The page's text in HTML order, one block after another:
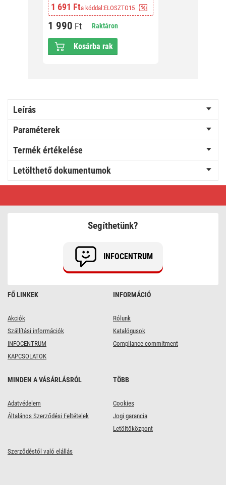
1 691 Fta kóddal:ELOSZTO15
1 990 Ft Raktáron
Kosárba rak
Leírás
Paraméterek
Termék értékelése
Letölthető dokumentumok
FŐ LINKEK
Akciók
Szállítási információk
INFOCENTRUM
KAPCSOLATOK
INFORMÁCIÓ
Rólunk
Katalógusok
Compliance commitment
MINDEN A VÁSÁRLÁSRÓL
Adatvédelem
Általános Szerződési Feltételek
TÖBB
Cookies
Jogi garancia
Letöltőközpont
Szerződéstől való elállás
Segíthetünk?
INFOCENTRUM